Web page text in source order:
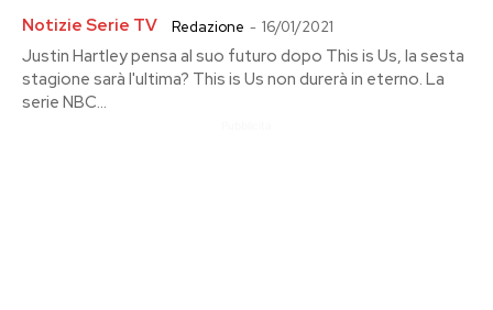
Notizie Serie TV Redazione - 16/01/2021
Justin Hartley pensa al suo futuro dopo This is Us, la sesta
stagione sarà l'ultima? This is Us non durerà in eterno. La
serie NBC...